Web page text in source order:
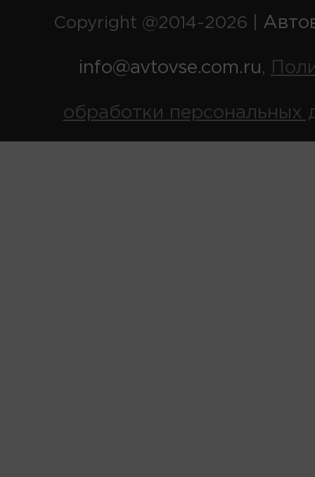
Copyright @2014-2026 |
info@avtovse.com.ru,
обработки персональных